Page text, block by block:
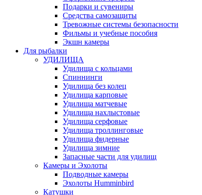
Подарки и сувениры
Средства самозащиты
Тревожные системы безопасности
Фильмы и учебные пособия
Экшн камеры
Для рыбалки
УДИЛИЩА
Удилища с кольцами
Спиннинги
Удилища без колец
Удилища карповые
Удилища матчевые
Удилища нахлыстовые
Удилища серфовые
Удилища троллинговые
Удилища фидерные
Удилища зимние
Запасные части для удилищ
Камеры и Эхолоты
Подводные камеры
Эхолоты Humminbird
Катушки